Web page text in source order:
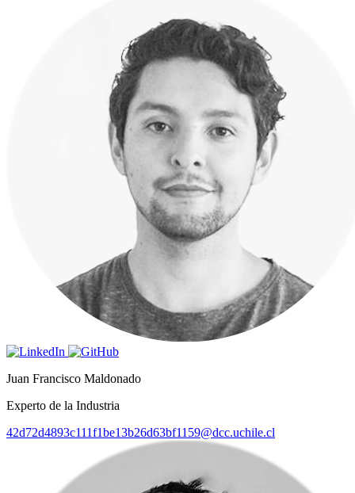
Juan Francisco Maldonado
Experto de la Industria
42d72d4893c111f1be13b26d63bf1159@dcc.uchile.cl